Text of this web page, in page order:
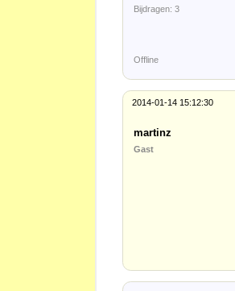
Bijdragen: 3
Offline
2014-01-14 15:12:30
martinz
Gast